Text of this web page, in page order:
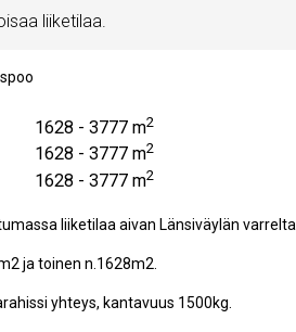
liiketilaa.
1628 - 3777 m2
1628 - 3777 m2
1628 - 3777 m2
liiketilaa aivan Länsiväylän varrelta.
ja toinen n.1628m2.
yhteys, kantavuus 1500kg.